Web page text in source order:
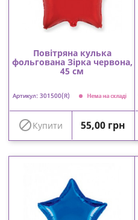
Повітряна кулька
фольгована Зірка червона,
45 см
Артикул: 301500(R) Нема на складі
Купити Ціна
55,00 грн